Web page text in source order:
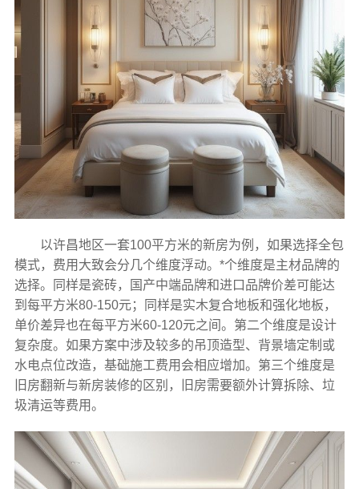
以许昌地区一套100平方米的新房为例，如果选择全包
模式，费用大致会分几个维度浮动。*个维度是主材品牌的
选择。同样是瓷砖，国产中端品牌和进口品牌价差可能达
到每平方米80-150元；同样是实木复合地板和强化地板，
单价差异也在每平方米60-120元之间。第二个维度是设计
复杂度。如果方案中涉及较多的吊顶造型、背景墙定制或
水电点位改造，基础施工费用会相应增加。第三个维度是
旧房翻新与新房装修的区别，旧房需要额外计算拆除、垃
圾清运等费用。